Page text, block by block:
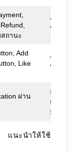
ถานะ
พร้อม
ใช้งาน
Add
Like
พร้อม
ใช้งาน
ผ่าน
ยกเลิก
แล้ว
มี.ค. 68
นะนำให้ใช้